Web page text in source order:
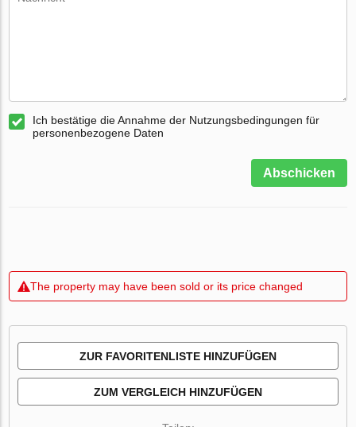
Ich bestätige die Annahme der Nutzungsbedingungen für
personenbezogene Daten
Abschicken
The property may have been sold or its price changed
ZUR FAVORITENLISTE HINZUFÜGEN
ZUM VERGLEICH HINZUFÜGEN